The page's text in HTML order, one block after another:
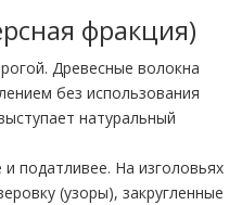
фракция)
Древесные волокна
без использования
натуральный
податливее. На изголовьях
(узоры), закругленные